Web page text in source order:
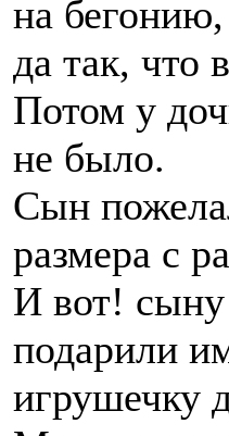
на бегонию,
да так, что
Потом у
не было.
Сын
размера с
И вот!
подарили
игрушечку